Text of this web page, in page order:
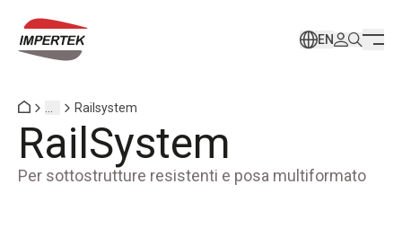
EN
Railsystem
RailSystem
Per sottostrutture resistenti e posa multiformato